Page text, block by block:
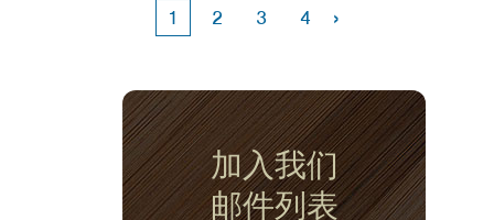
1 2 3 4 ›
加入我们
邮件列表